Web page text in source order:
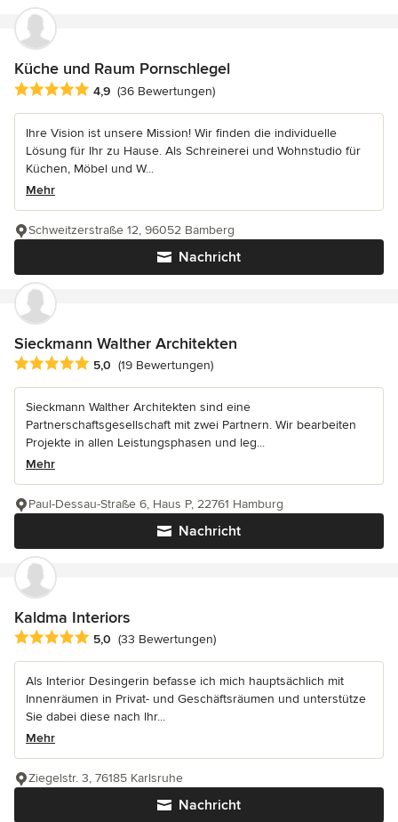
Küche und Raum Pornschlegel
Durchschnittliche Bewertung: 4.9 von 5 Sternen
4,9 (36 Bewertungen)
Ihre Vision ist unsere Mission! Wir finden die individuelle
Lösung für Ihr zu Hause. Als Schreinerei und Wohnstudio für
Küchen, Möbel und W...
Mehr
Nachricht
Schweitzerstraße 12, 96052 Bamberg
Sieckmann Walther Architekten
Durchschnittliche Bewertung: 5 von 5 Sternen
5,0 (19 Bewertungen)
Sieckmann Walther Architekten sind eine
Partnerschaftsgesellschaft mit zwei Partnern. Wir bearbeiten
Projekte in allen Leistungsphasen und leg...
Mehr
Nachricht
Paul-Dessau-Straße 6, Haus P, 22761 Hamburg
Kaldma Interiors
Durchschnittliche Bewertung: 5 von 5 Sternen
5,0 (33 Bewertungen)
Als Interior Desingerin befasse ich mich hauptsächlich mit
Innenräumen in Privat- und Geschäftsräumen und unterstütze
Sie dabei diese nach Ihr...
Mehr
Nachricht
Ziegelstr. 3, 76185 Karlsruhe